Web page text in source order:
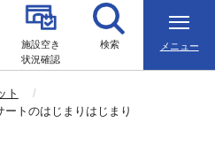
メニュー
施設空き
状況確認
検索
ト
ートのはじまりはじまり